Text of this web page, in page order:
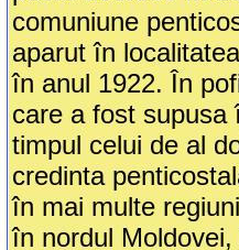
comuniune
aparut în
în anul 1922. În
care a fost supusa
timpul celui de al
credinta
în mai multe
în nordul